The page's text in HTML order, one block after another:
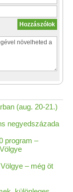
(aug. 20-21.)
negyedszázada
program –
– még öt